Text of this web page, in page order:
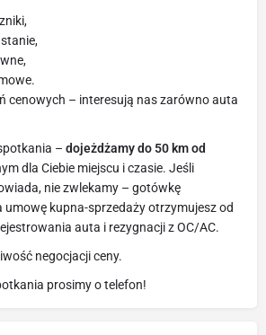
cenowych – interesują nas zarówno auta
– dojeżdżamy do 50 km od
dla Ciebie miejscu i czasie. Jeśli
nie zwlekamy – gotówkę
umowę kupna-sprzedaży otrzymujesz od
auta i rezygnacji z OC/AC.
negocjacji ceny.
prosimy o telefon!